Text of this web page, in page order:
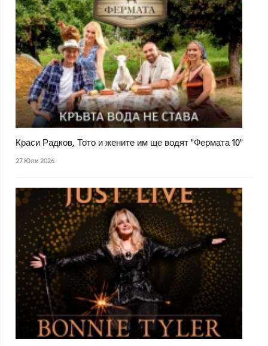
Краси Радков, Тото и жените им ще водят "Фермата 10"
27 Юли 2026